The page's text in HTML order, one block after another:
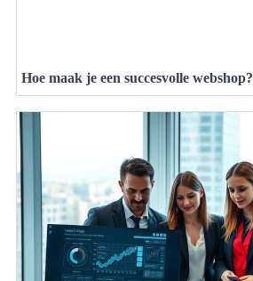
Hoe maak je een succesvolle webshop?